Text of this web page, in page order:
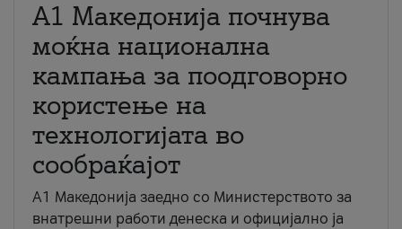
A1 Македонија почнува
моќна национална
кампања за поодговорно
користење на
технологијата во
сообраќајот
A1 Македонија заедно со Министерството за
внатрешни работи денеска и официјално ја